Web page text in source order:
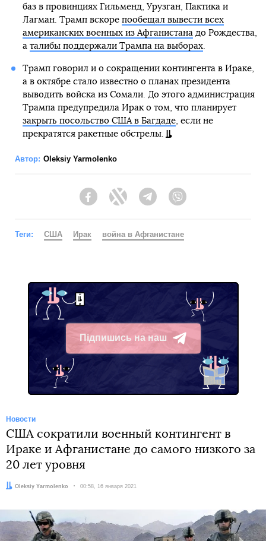
баз в провинциях Гильменд, Урузган, Пактика и
Лагман. Трамп вскоре пообещал вывести всех
американских военных из Афганистана до Рождества,
а талибы поддержали Трампа на выборах.
Трамп говорил и о сокращении контингента в Ираке,
а в октябре стало известно о планах президента
выводить войска из Сомали. До этого администрация
Трампа предупредила Ирак о том, что планирует
закрыть посольство США в Багдаде, если не
прекратятся ракетные обстрелы.
Автор: Oleksiy Yarmolenko
FacebookTwitter Telegram
Теги: США Ирак война в Афганистане
Підпишись на наш
Telegram
Новости
США сократили военный контингент в
Ираке и Афганистане до самого низкого за
20 лет уровня
Автор:
Oleksiy Yarmolenko Дата:
00:58, 16 января 2021